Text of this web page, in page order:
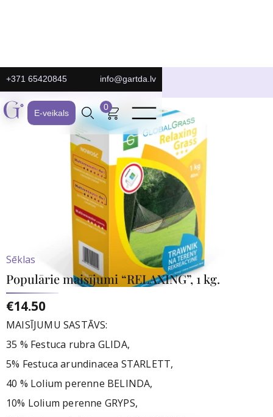
+371 65420845 info@gartda.lv
E-veikals
0
E-Veikals
Sēklas
Populārie maisījumi “RELAXING”, 1 kg.
€14.50
MAISĪJUMU SASTĀVS:
35 % Festuca rubra GLIDA,
5% Festuca arundinacea STARLETT,
40 % Lolium perenne BELINDA,
10% Lolium perenne GRYPS,